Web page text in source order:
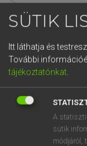
search
Díjmentes
Afrikander fn
SÜTIK
Itt láthatja és
További
tájékoztatónkat
A
sütik
módjáról,
GR
5 6 7
r t z
n